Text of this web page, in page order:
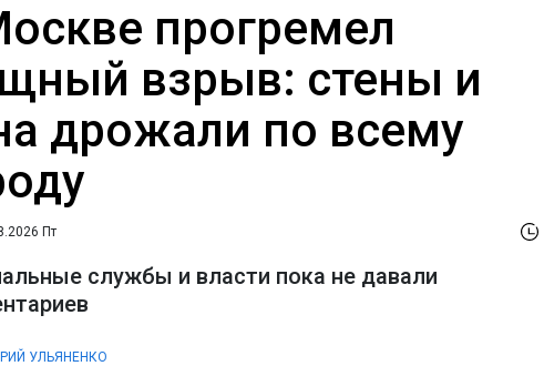
прогремел
взрыв: стены и
дрожали по всему
Пт
службы и власти пока не давали
УЛЬЯНЕНКО